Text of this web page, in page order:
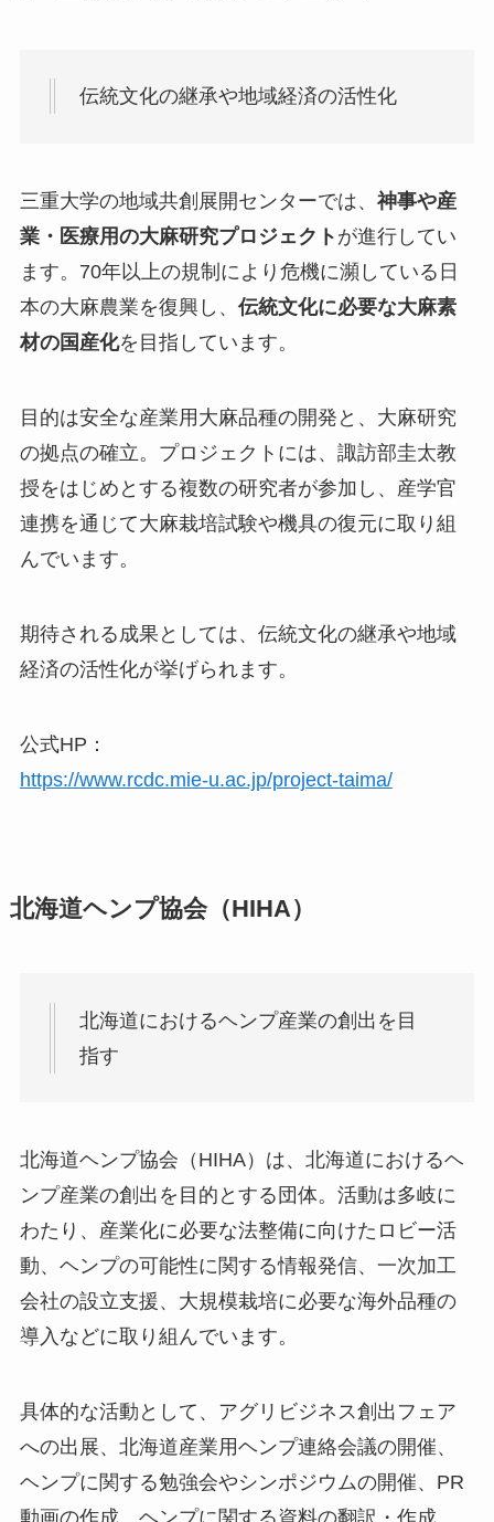
伝統文化の継承や地域経済の活性化
三重大学の地域共創展開センターでは、 神事や産
業・医療用の大麻研究プロジェクト が進行してい
ます。70年以上の規制により危機に瀕している日
本の大麻農業を復興し、 伝統文化に必要な大麻素
材の国産化を目指しています。
目的は安全な産業用大麻品種の開発と、大麻研究
の拠点の確立。プロジェクトには、諏訪部圭太教
授をはじめとする複数の研究者が参加し、産学官
連携を通じて大麻栽培試験や機具の復元に取り組
んでいます。
期待される成果としては、伝統文化の継承や地域
経済の活性化が挙げられます。
公式HP：
https://www.rcdc.mie-u.ac.jp/project-taima/
北海道ヘンプ協会（HIHA）
北海道におけるヘンプ産業の創出を目
指す
北海道ヘンプ協会（HIHA）は、北海道におけるヘ
ンプ産業の創出を目的とする団体。活動は多岐に
わたり、産業化に必要な法整備に向けたロビー活
動、ヘンプの可能性に関する情報発信、一次加工
会社の設立支援、大規模栽培に必要な海外品種の
導入などに取り組んでいます。
具体的な活動として、アグリビジネス創出フェア
への出展、北海道産業用ヘンプ連絡会議の開催、
ヘンプに関する勉強会やシンポジウムの開催、PR